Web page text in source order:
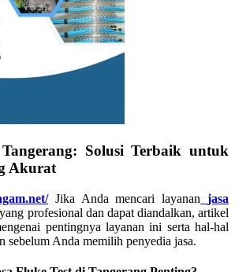
Solusi Terbaik untuk
Akurat
Jika Anda mencari layanan jasa
yang profesional dan dapat diandalkan, artikel
pentingnya layanan ini serta hal-hal
sebelum Anda memilih penyedia jasa.